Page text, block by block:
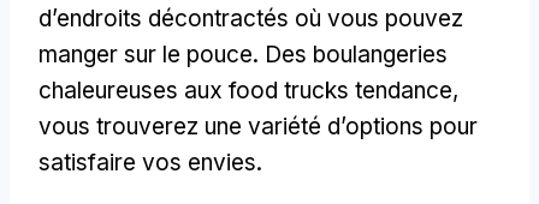
d’endroits décontractés où vous pouvez
manger sur le pouce. Des boulangeries
chaleureuses aux food trucks tendance,
vous trouverez une variété d’options pour
satisfaire vos envies.